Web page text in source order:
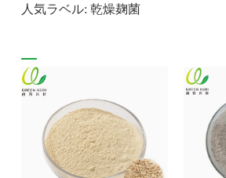
人気ラベル: 乾燥麹菌